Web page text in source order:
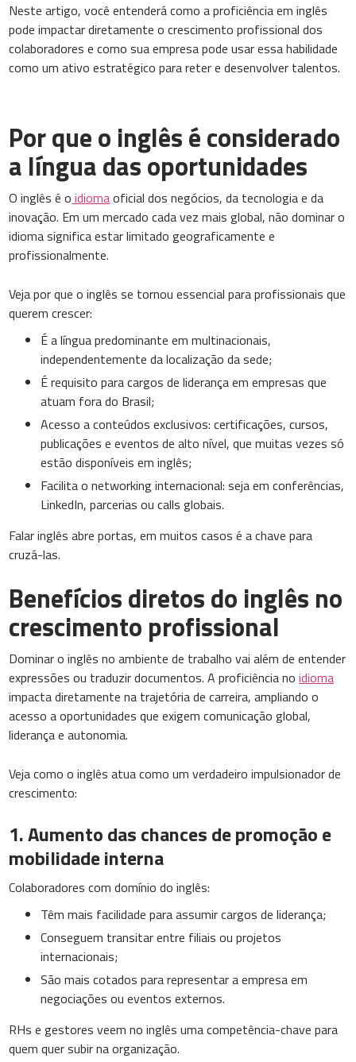
Neste artigo, você entenderá como a proficiência em inglês
pode impactar diretamente o crescimento profissional dos
colaboradores e como sua empresa pode usar essa habilidade
como um ativo estratégico para reter e desenvolver talentos.
Por que o inglês é considerado
a língua das oportunidades
O inglês é o idiomaoficial dos negócios, da tecnologia e da
inovação. Em um mercado cada vez mais global, não dominar o
idioma significa estar limitado geograficamente e
profissionalmente.
Veja por que o inglês se tornou essencial para profissionais que
querem crescer:
É a língua predominante em multinacionais,
independentemente da localização da sede;
É requisito para cargos de liderança em empresas que
atuam fora do Brasil;
Acesso a conteúdos exclusivos: certificações, cursos,
publicações e eventos de alto nível, que muitas vezes só
estão disponíveis em inglês;
Facilita o networking internacional: seja em conferências,
LinkedIn, parcerias ou calls globais.
Falar inglês abre portas, em muitos casos é a chave para
cruzá-las.
Benefícios diretos do inglês no
crescimento profissional
Dominar o inglês no ambiente de trabalho vai além de entender
expressões ou traduzir documentos. A proficiência noidioma
impacta diretamente na trajetória de carreira, ampliando o
acesso a oportunidades que exigem comunicação global,
liderança e autonomia.
Veja como o inglês atua como um verdadeiro impulsionador de
crescimento:
1. Aumento das chances de promoção e
mobilidade interna
Colaboradores com domínio do inglês:
Têm mais facilidade para assumir cargos de liderança;
Conseguem transitar entre filiais ou projetos
internacionais;
São mais cotados para representar a empresa em
negociações ou eventos externos.
RHs e gestores veem no inglês uma competência-chave para
quem quer subir na organização.